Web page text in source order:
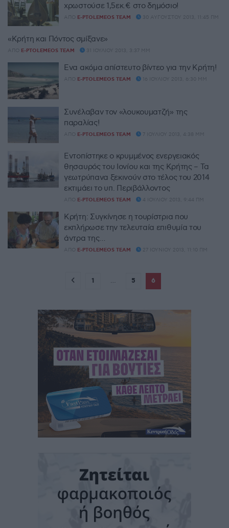
χρωστούσε 1,5εκ.€ στο δημόσιο!
ΑΠΌ E-PTOLEMEOS TEAM 30 ΑΥΓΟΎΣΤΟΥ 2013, 11:45 ΠΜ
«Κρήτη και Πόντος σμίξανε»
ΑΠΌ E-PTOLEMEOS TEAM 31 ΙΟΥΛΊΟΥ 2013, 3:37 ΜΜ
Ένα ακόμα απίστευτο βίντεο για την Κρήτη!
ΑΠΌ E-PTOLEMEOS TEAM 16 ΙΟΥΛΊΟΥ 2013, 6:30 ΜΜ
Συνέλαβαν τον «λουκουματζή» της
παραλίας!
ΑΠΌ E-PTOLEMEOS TEAM 7 ΙΟΥΛΊΟΥ 2013, 4:38 ΜΜ
Εντοπίστηκε ο κρυμμένος ενεργειακός
θησαυρός του Ιονίου και της Κρήτης – Τα
γεωτρύπανα ξεκινούν στο τέλος του 2014
εκτιμάει το υπ. Περιβάλλοντος
ΑΠΌ E-PTOLEMEOS TEAM 4 ΙΟΥΛΊΟΥ 2013, 9:44 ΠΜ
Κρήτη: Συγκίνησε η τουρίστρια που
εκπλήρωσε την τελευταία επιθυμία του
άντρα της…
ΑΠΌ E-PTOLEMEOS TEAM 27 ΙΟΥΝΊΟΥ 2013, 11:10 ΠΜ
1 … 5 6